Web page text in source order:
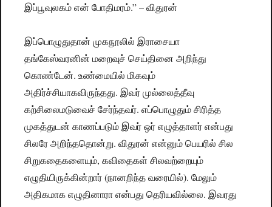
இப்பூவுலகம் என் போதிமரம்.” – விதுரன்
இப்பொழுதுதான் முகநூலில் இராசையா
தங்கேஸ்வரனின் மறைவுச் செய்தினை அறிந்து
கொண்டேன். உண்மையில் மிகவும்
அதிர்ச்சியாகவிருந்தது. இவர் முல்லைத்தீவு
கற்சிலைமடுவைச் சேர்ந்தவர். எப்பொழுதும் சிரித்த
முகத்துடன் காணப்படும் இவர் ஒர் எழுத்தாளர் என்பது
சிலரே அறிந்ததொன்று. விதுரன் என்னும் பெயரில் சில
சிறுகதைகளையும், கவிதைகள் சிலவற்றையும்
எழுதியிருக்கின்றார் (நானறிந்த வரையில்). மேலும்
அதிகமாக எழுதினாரா என்பது தெரியவில்லை. இவரது